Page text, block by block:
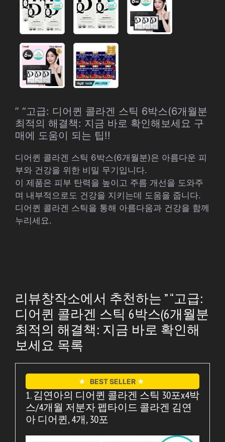
” “고급: 디어퀸 콜라겐 스틱 6박스(6개월분
최적의 해결책: 지금 바로 확인해보세요 구
매에 도움이 되는 팁!!
디어퀸 콜라겐 스틱 6박스(6개월분)은 아름다운 피
부와 건강을 위한 비밀 무기입니다.
이 제품은 피부 탄력을 높이고 주름 개선을 도와주
며 내부적으로도 건강을 지키는데 도움을 줍니다.
디어퀸 콜라겐 스틱을 통해 아름다움과 건강을 함께
누리세요.
리뷰창작소에서 추천하는 ” “고급:
디어퀸 콜라겐 스틱 6박스(6개월분
최적의 해결책: 지금 바로 확인해
보세요 목록
★ BEST SELLER ★
1. 김연아의 디어퀸 콜라겐 스틱 30포x4박
스/4개월 저분자 펩타이드 콜라겐 김연
아 디어퀸, 4개, 30포